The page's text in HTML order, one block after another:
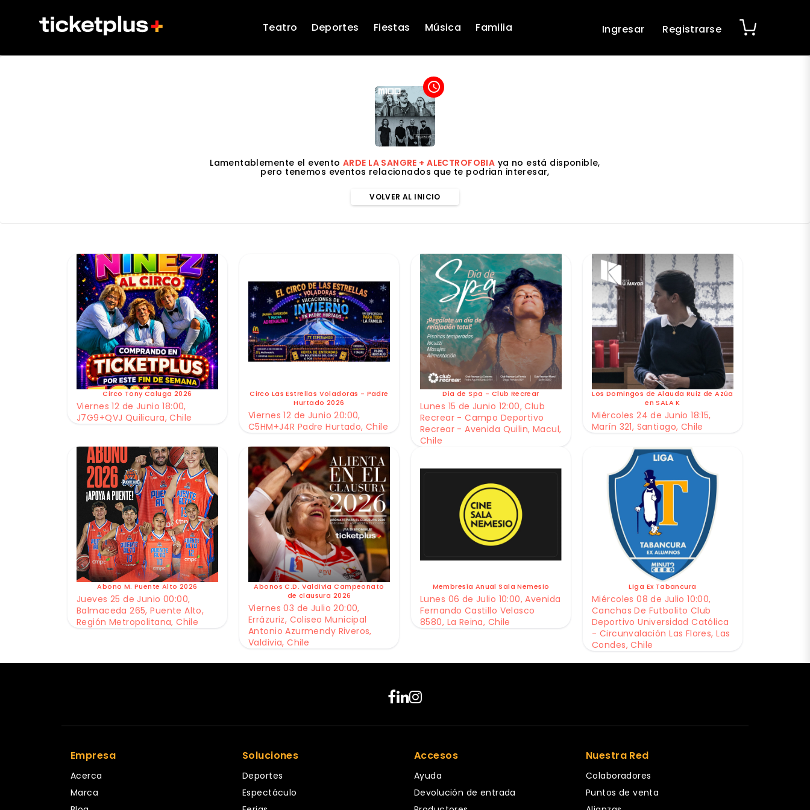
Teatro Deportes Fiestas Música Familia Ingresar Registrarse
access_time
Lamentablemente el eventoARDE LA SANGRE + ALECTROFOBIA ya no está disponible,
pero tenemos eventos relacionados que te podrian interesar,
VOLVER AL INICIO
Circo Tony Caluga 2026
Viernes 12 de Junio 18:00,
J7G9+QVJ Quilicura, Chile
Circo Las Estrellas Voladoras - Padre
Hurtado 2026
Viernes 12 de Junio 20:00,
C5HM+J4R Padre Hurtado, Chile
Dia de Spa - Club Recrear
Lunes 15 de Junio 12:00, Club
Recrear - Campo Deportivo
Recrear - Avenida Quilin, Macul,
Chile
Los Domingos de Alauda Ruiz de Azúa
en SALA K
Miércoles 24 de Junio 18:15,
Marín 321, Santiago, Chile
Abono M. Puente Alto 2026
Jueves 25 de Junio 00:00,
Balmaceda 265, Puente Alto,
Región Metropolitana, Chile
Abonos C.D. Valdivia Campeonato
de clausura 2026
Viernes 03 de Julio 20:00,
Errázuriz, Coliseo Municipal
Antonio Azurmendy Riveros,
Valdivia, Chile
Membresía Anual Sala Nemesio
Lunes 06 de Julio 10:00, Avenida
Fernando Castillo Velasco
8580, La Reina, Chile
Liga Ex Tabancura
Miércoles 08 de Julio 10:00,
Canchas De Futbolito Club
Deportivo Universidad Católica
- Circunvalación Las Flores, Las
Condes, Chile
Empresa
Acerca
Marca
Soluciones
Deportes
Espectáculo
Accesos
Ayuda
Devolución de entrada
Nuestra Red
Colaboradores
Puntos de venta